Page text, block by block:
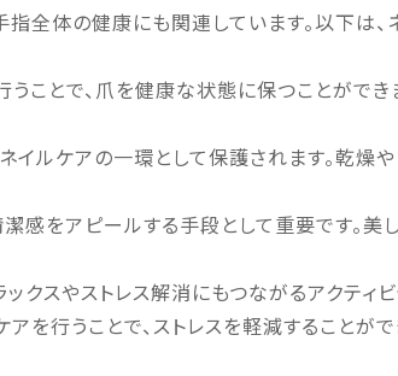
指全体の健康にも関連しています。以下は
ことで、爪を健康な状態に保つことができ
ルケアの一環として保護されます。乾燥
感をアピールする手段として重要です。美
クスやストレス解消にもつながるアクティ
を行うことで、ストレスを軽減することがで